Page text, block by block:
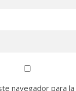
navegador para